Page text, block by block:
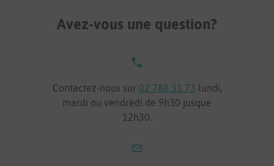
Avez-vous une question?
Contactez-nous sur 02 788 31 73 lundi,
mardi ou vendredi de 9h30 jusque
12h30.